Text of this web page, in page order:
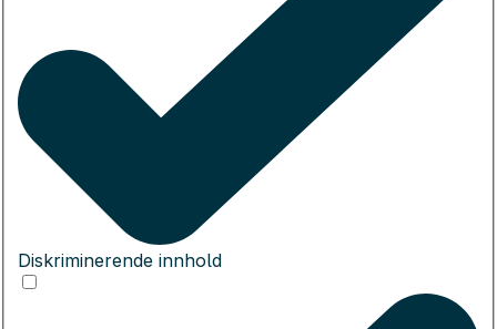
Diskriminerende innhold